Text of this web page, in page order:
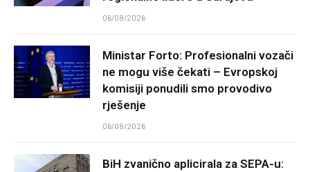
06/08/2026
Ministar Forto: Profesionalni vozači
ne mogu više čekati – Evropskoj
komisiji ponudili smo provodivo
rješenje
06/08/2026
BiH zvanično aplicirala za SEPA-u: